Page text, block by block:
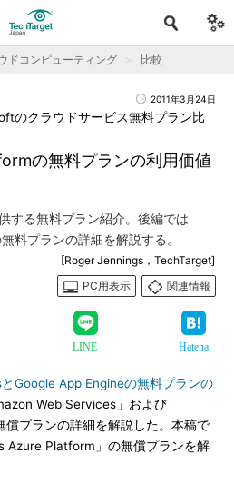
ドコンピューティング 比較
2011年3月24日
の無料プランの利用価値
のクラウドサービス無料プラン比
する無料プラン紹介。後編では
料プランの詳細を解説する。
[Roger Jennings，TechTarget]
PC用表示
関連情報
LINE Hatena
Google App Engineの無料プランの
Web Services」および
償プランの詳細を解説した。本稿で
Azure Platform」の無償プランを解